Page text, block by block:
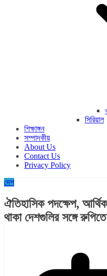
সিরিয়াল
শিক্ষাঙ্গন
সম্পাদকীয়
About Us
Contact Us
Privacy Policy
দেশ
ঐতিহাসিক পদক্ষেপ,
থাকা দেশগুলির সঙ্গে